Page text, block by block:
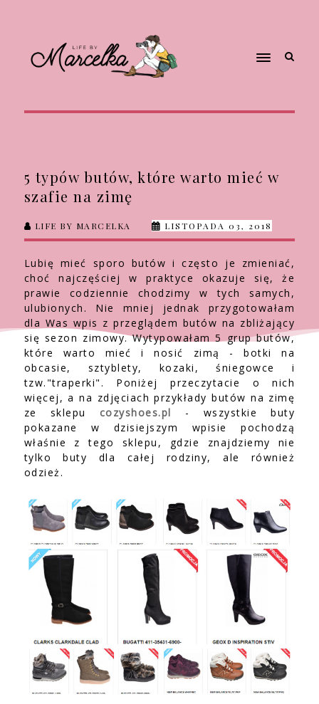
5 typów butów, które warto mieć w
szafie na zimę
LIFE BY MARCELKA LISTOPADA 03, 2018
Lubię mieć sporo butów i często je zmieniać,
choć najczęściej w praktyce okazuje się, że
prawie codziennie chodzimy w tych samych,
ulubionych. Nie mniej jednak przygotowałam
dla Was wpis z przeglądem butów na zbliżający
się sezon zimowy. Wytypowałam 5 grup butów,
które warto mieć i nosić zimą - botki na
obcasie, sztyblety, kozaki, śniegowce i
tzw."traperki". Poniżej przeczytacie o nich
więcej, a na zdjęciach przykłady butów na zimę
ze sklepu cozyshoes.pl
- wszystkie buty
pokazane w dzisiejszym wpisie pochodzą
właśnie z tego sklepu, gdzie znajdziemy nie
tylko buty dla całej rodziny, ale również
odzież.